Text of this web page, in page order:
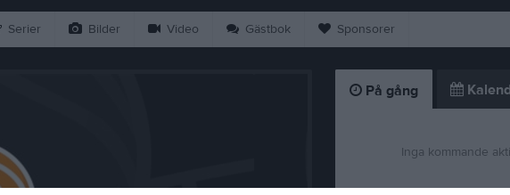
Serier Bilder Video Gästbok Sponsorer
På gång
Inga kommande